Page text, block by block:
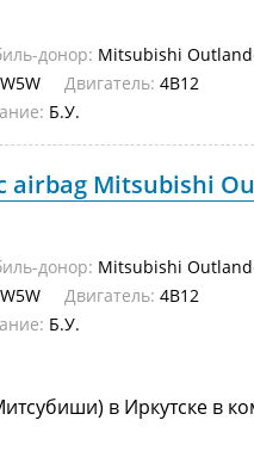
донор: Mitsubishi
Двигатель: 4B12
Б.У.
airbag Mitsubishi
донор: Mitsubishi
Двигатель: 4B12
Б.У.
в Иркутске в